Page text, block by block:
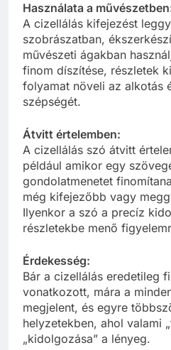
Használata a
A cizellálás kifejezést
szobrászatban,
művészeti ágakban
finom díszítése, részletek
folyamat növeli az alkotás
szépségét.
Átvitt értelemben:
A cizellálás szó átvitt
például amikor egy
gondolatmenetet
még kifejezőbb vagy
Ilyenkor a szó a precíz
részletekbe menő
Érdekesség:
Bár a cizellálás eredetileg
vonatkozott, mára a
megjelent, és egyre
helyzetekben, ahol valami
„kidolgozása” a lényeg.